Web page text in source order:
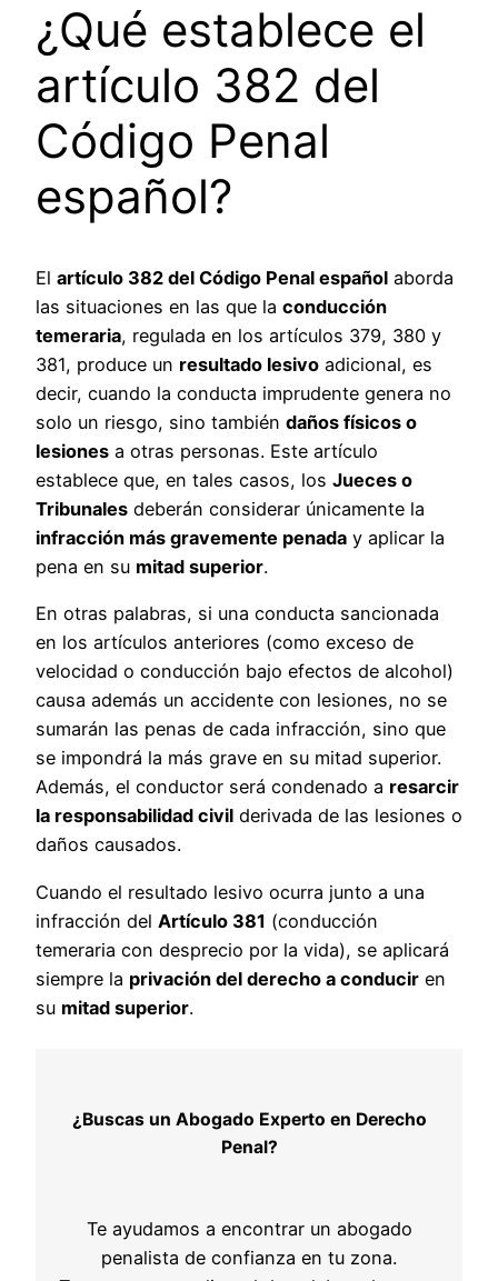
¿Qué establece el
artículo 382 del
Código Penal
español?
El artículo 382 del Código Penal español aborda
las situaciones en las que la conducción
temeraria, regulada en los artículos 379, 380 y
381, produce un resultado lesivo adicional, es
decir, cuando la conducta imprudente genera no
solo un riesgo, sino también daños físicos o
lesiones a otras personas. Este artículo
establece que, en tales casos, los Jueces o
Tribunales deberán considerar únicamente la
infracción más gravemente penada y aplicar la
pena en su mitad superior.
En otras palabras, si una conducta sancionada
en los artículos anteriores (como exceso de
velocidad o conducción bajo efectos de alcohol)
causa además un accidente con lesiones, no se
sumarán las penas de cada infracción, sino que
se impondrá la más grave en su mitad superior.
Además, el conductor será condenado a resarcir
la responsabilidad civil derivada de las lesiones o
daños causados.
Cuando el resultado lesivo ocurra junto a una
infracción del Artículo 381 (conducción
temeraria con desprecio por la vida), se aplicará
siempre la privación del derecho a conducir en
su mitad superior.
¿Buscas un Abogado Experto en Derecho
Penal?
Te ayudamos a encontrar un abogado
penalista de confianza en tu zona.